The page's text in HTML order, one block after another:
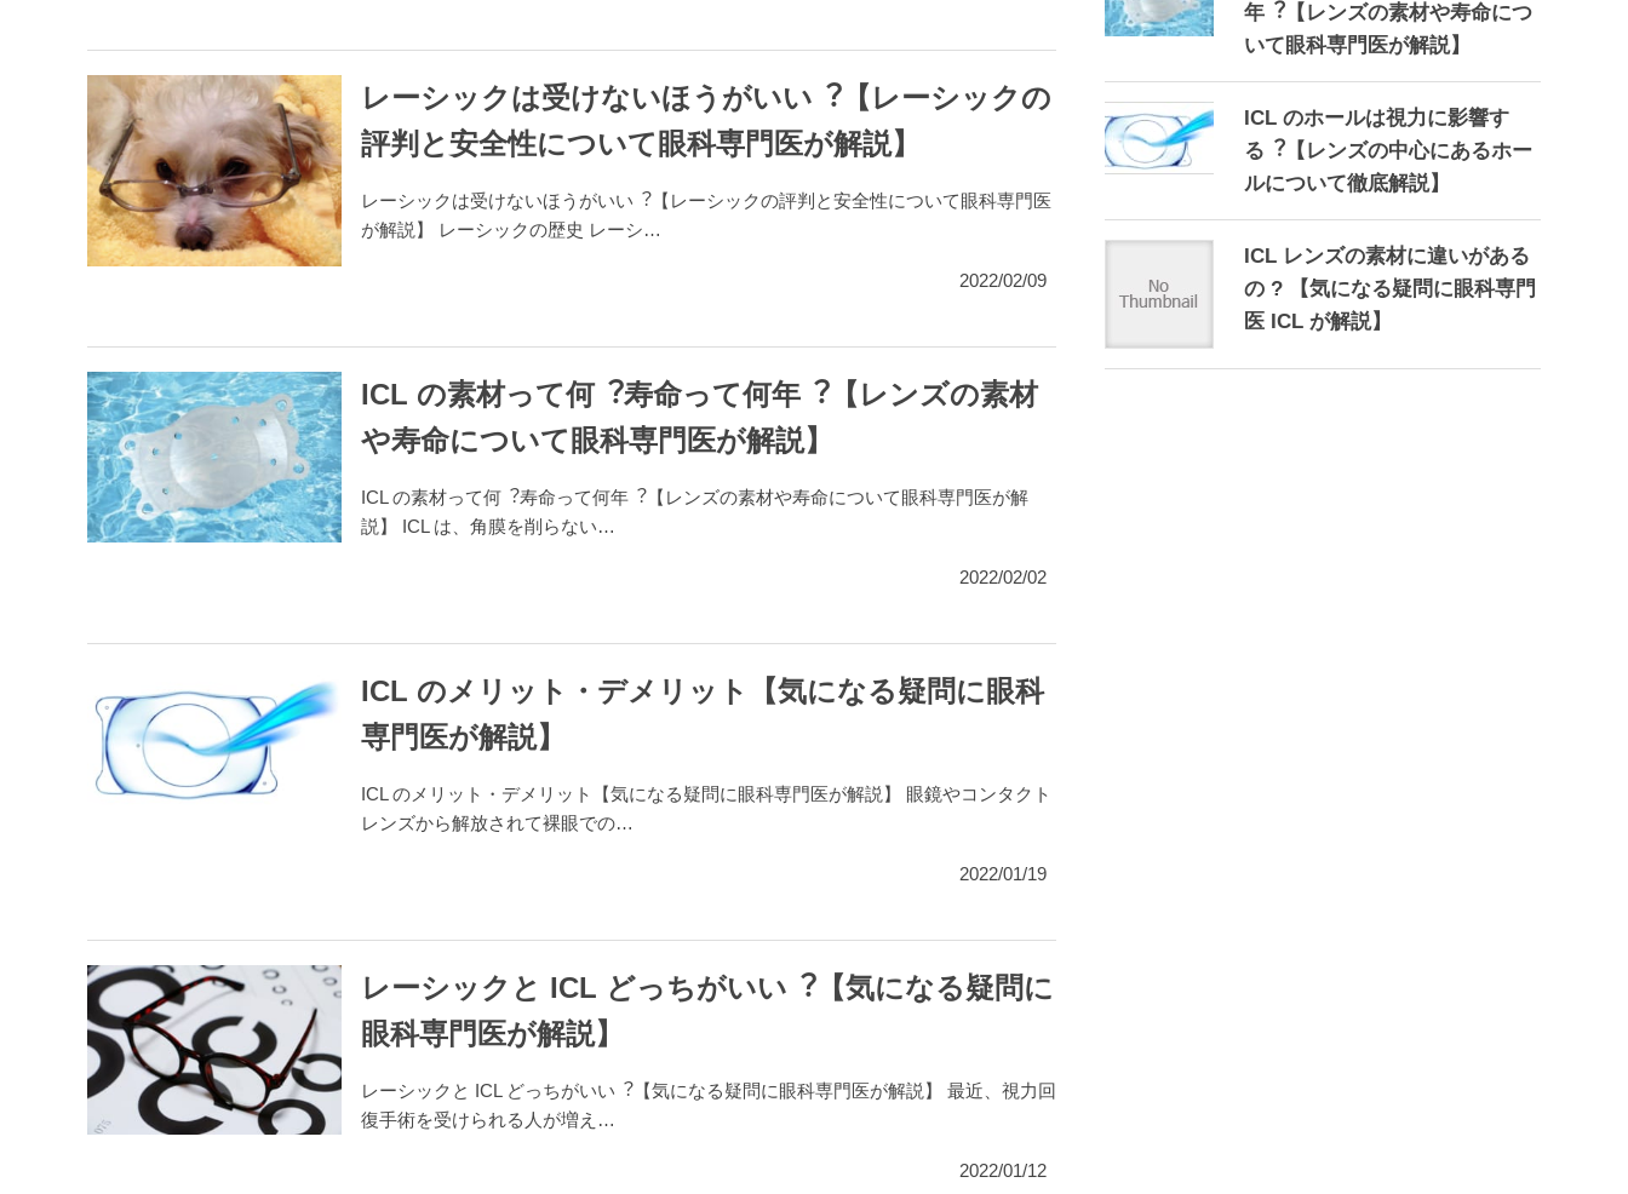
レーシックは受けないほうがいい︖【レーシックの
評判と安全性について眼科専門医が解説】
レーシックは受けないほうがいい︖【レーシックの評判と安全性について眼科専門医
が解説】 レーシックの歴史 レーシ…
2022/02/09
ICL の素材って何︖寿命って何年︖【レンズの素材
や寿命について眼科専門医が解説】
ICL の素材って何︖寿命って何年︖【レンズの素材や寿命について眼科専門医が解
説】 ICL は、角膜を削らない…
2022/02/02
ICL のメリット・デメリット【気になる疑問に眼科
専門医が解説】
ICL のメリット・デメリット【気になる疑問に眼科専門医が解説】 眼鏡やコンタクト
レンズから解放されて裸眼での…
2022/01/19
レーシックと ICL どっちがいい︖【気になる疑問に
眼科専門医が解説】
レーシックと ICL どっちがいい︖【気になる疑問に眼科専門医が解説】 最近、視力回
復手術を受けられる人が増え…
2022/01/12
年︖【レンズの素材や寿命につ
いて眼科専門医が解説】
ICL のホールは視力に影響す
る︖【レンズの中心にあるホー
ルについて徹底解説】
ICL レンズの素材に違いがある
の ? 【気になる疑問に眼科専門
医 ICL が解説】